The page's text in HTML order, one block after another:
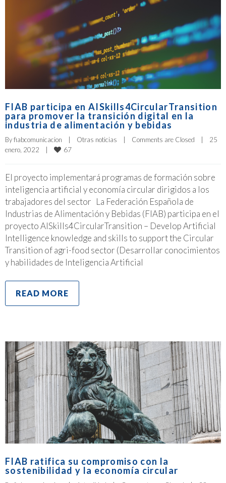
FIAB participa en AISkills4CircularTransition
para promover la transición digital en la
industria de alimentación y bebidas
By fiabcomunicacion Otras noticias Comments are Closed
25
enero, 2022
67
El proyecto implementará programas de formación sobre
inteligencia artificial y economía circular dirigidos a los
trabajadores del sector La Federación Española de
Industrias de Alimentación y Bebidas (FIAB) participa en el
proyecto AISkills4CircularTransition – Develop Artificial
Intelligence knowledge and skills to support the Circular
Transition of agri-food sector (Desarrollar conocimientos
y habilidades de Inteligencia Artificial
READ MORE
FIAB ratifica su compromiso con la
sostenibilidad y la economía circular